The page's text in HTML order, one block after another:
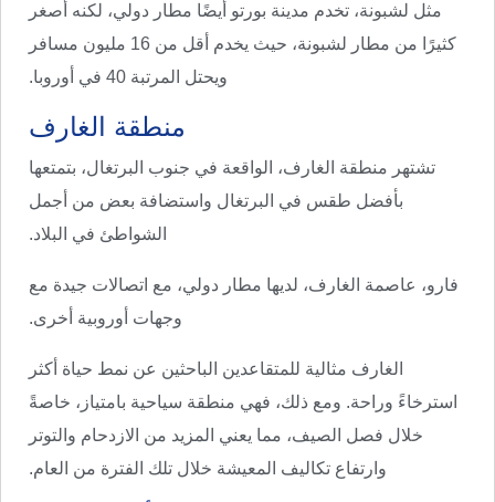
مثل لشبونة، تخدم مدينة بورتو أيضًا مطار دولي، لكنه أصغر
كثيرًا من مطار لشبونة، حيث يخدم أقل من 16 مليون مسافر
ويحتل المرتبة 40 في أوروبا.
منطقة الغارف
تشتهر منطقة الغارف، الواقعة في جنوب البرتغال، بتمتعها
بأفضل طقس في البرتغال واستضافة بعض من أجمل
الشواطئ في البلاد.
فارو، عاصمة الغارف، لديها مطار دولي، مع اتصالات جيدة مع
وجهات أوروبية أخرى.
الغارف مثالية للمتقاعدين الباحثين عن نمط حياة أكثر
استرخاءً وراحة. ومع ذلك، فهي منطقة سياحية بامتياز، خاصةً
خلال فصل الصيف، مما يعني المزيد من الازدحام والتوتر
وارتفاع تكاليف المعيشة خلال تلك الفترة من العام.